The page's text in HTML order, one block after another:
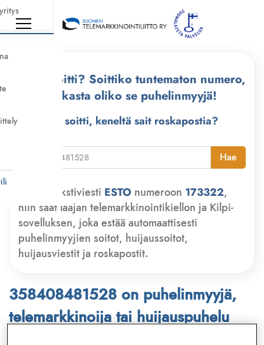
Kuka soitti? Soittiko tuntematon numero,
tarkasta oliko se puhelinmyyjä!
Kuka soitti, keneltä sait roskapostia?
Hae
Lähetä tekstiviesti ESTO numeroon 173322,
niin saat laajan telemarkkinointikiellon ja Kilpi-
sovelluksen, joka estää automaattisesti
puhelinmyyjien soitot, huijaussoitot,
huijausviestit ja roskapostit.
358408481528 on puhelinmyyjä,
telemarkkinoija tai huijauspuhelu